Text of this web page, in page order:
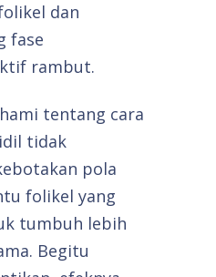
dan
fase
rambut.
tentang cara
tidak
pola
folikel yang
tumbuh lebih
Begitu